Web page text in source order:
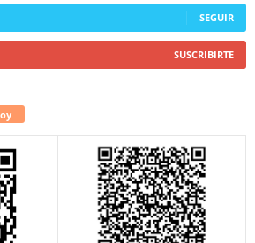
SEGUIR
SUSCRIBIRTE